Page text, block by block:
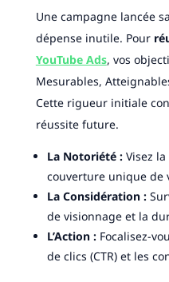
Une campagne lancée
dépense inutile. Pour
YouTube Ads, vos
Mesurables,
Cette rigueur initiale
réussite future.
La Notoriété :Visez la
couverture unique de
La Considération :
de visionnage et la
L’Action :Focalisez-
de clics (CTR) et les